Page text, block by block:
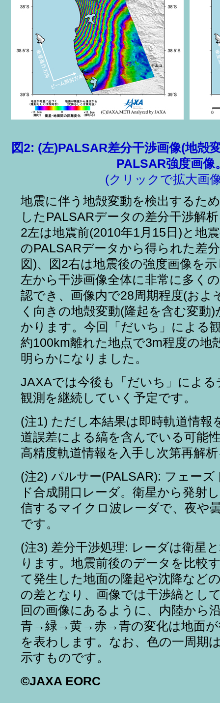
図2: (左)PALSAR差分干渉画像(地殻
PALSAR強度画像
(クリックで拡大画
地震に伴う地殻変動を検出するた
したPALSARデータの差分干渉解
2左は地震前(2010年1月15日)と地
のPALSARデータから得られた差
図)、図2右は地震後の強度画像を
左から干渉画像全体に非常に多く
認でき、画像内で28周期程度(およ
く向きの地殻変動(隆起を含む変動
かります。今回「だいち」による
約100km離れた地点で3m程度の地
明らかになりました。
JAXAでは今後も「だいち」によ
観測を継続していく予定です。
(注1) ただし本結果は即時軌道情報
道誤差による縞を含んでいる可能
高精度軌道情報を入手し次第再解
(注2) パルサー(PALSAR): フェー
ド合成開口レーダ。衛星から発射
信するマイクロ波レーダで、夜や
です。
(注3) 差分干渉処理: レーダは衛星
ります。地震前後のデータを比較
て発生した地面の隆起や沈降など
の差となり、画像では干渉縞とし
回の画像にあるように、内陸から
青→緑→黄→赤→青の変化は地面が
を表わします。なお、色の一周期
示すものです。
©JAXA EORC